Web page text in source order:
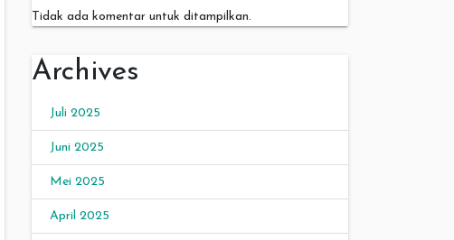
Tidak ada komentar untuk ditampilkan.
Archives
Juli 2025
Juni 2025
Mei 2025
April 2025